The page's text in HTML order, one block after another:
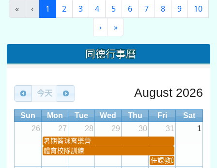
« ‹ 1 (current)
2 3 4 5 6 7 8 9
10
›
»
同德行事曆
今天 August 2026
Sun Mon Tue Wed Thu Fri
Sat
26
27 28 29 30 31 1
暑期籃球育樂營
體育校隊訓練
任課教師抽籤